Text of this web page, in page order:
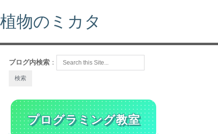
植物のミカタ
ブログ内検索 ：
プログラミング教室